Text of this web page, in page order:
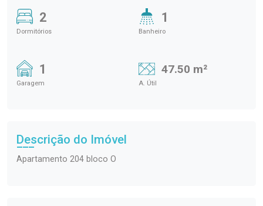
2
Dormitórios
1
Banheiro
1
Garagem
47.50 m²
A. Útil
Descrição do Imóvel
Apartamento 204 bloco O